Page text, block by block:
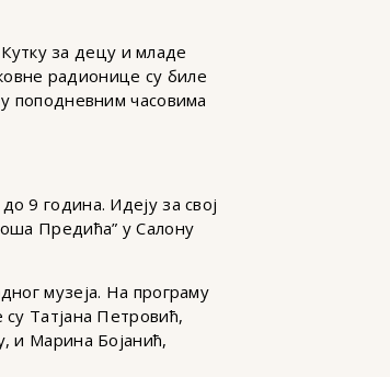
за децу и младе
радионице су биле
поподневним часовима
9 година. Идеју за свој
Предића” у Салону
музеја. На програму
Татјана Петровић,
и Марина Бојанић,